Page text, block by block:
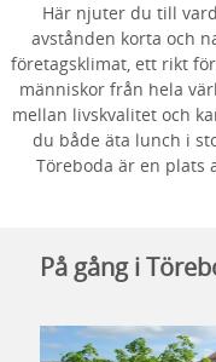
Här njuter du till
avstånden korta och
företagsklimat, ett rikt
människor från hela
mellan livskvalitet och
du både äta lunch i
Töreboda är en plats
På gång i